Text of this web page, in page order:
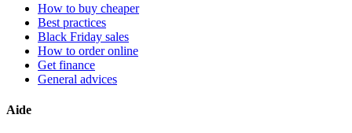
How to buy cheaper
Best practices
Black Friday sales
How to order online
Get finance
General advices
Aide